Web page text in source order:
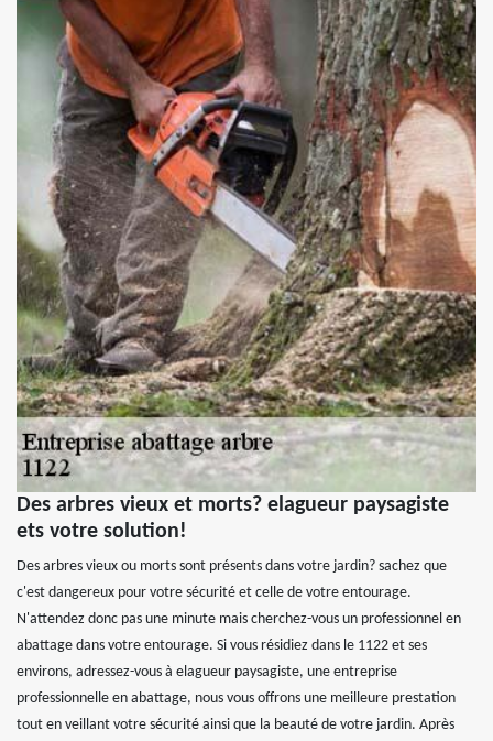
Des arbres vieux et morts? elagueur paysagiste
ets votre solution!
Des arbres vieux ou morts sont présents dans votre jardin? sachez que
c'est dangereux pour votre sécurité et celle de votre entourage.
N'attendez donc pas une minute mais cherchez-vous un professionnel en
abattage dans votre entourage. Si vous résidiez dans le 1122 et ses
environs, adressez-vous à elagueur paysagiste, une entreprise
professionnelle en abattage, nous vous offrons une meilleure prestation
tout en veillant votre sécurité ainsi que la beauté de votre jardin. Après